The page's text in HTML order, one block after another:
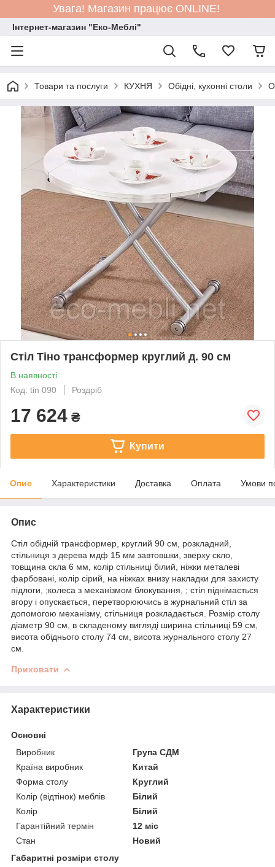
Увага! Магазин працює ONLINE!
Інтернет-магазин "Еко-Меблі"
Товари та послуги КУХНЯ Обідні, кухонні столи
Стіл Тіно трансформер круглий д. 90 см
В наявності
Код: tin 090
Роздріб
17 624 ₴
Купити
Опис Характеристики Доставка Оплата Умови
Опис
Стіл обідній трансформер, круглий 90 см, розкладний,
стільниця з дерева мдф 15 мм завтовшки, зверху скло,
товщина скла 6 мм, колір стільниці білий, ніжки металеві
фарбовані, колір сірий, на ніжках внизу накладки для захисту
підлоги, ;колеса з механізмом блокування, ; стіл піднімається
вгору і опускається, перетворюючись в журнальний стіл за
допомогою механізму, стільниця розкладається. Розмір столу
діаметр 90 см, в складеному вигляді ширина стільниці 59 см,
висота обіднього столу 74 см, висота журнального столу 27
см.
Приховати
Характеристики
Основні
Виробник
Група СДМ
Країна виробник
Китай
Форма столу
Круглий
Колір (відтінок) меблів
Білий
Колір
Білий
Гарантійний термін
12 міс
Стан
Новий
Габаритні розміри столу